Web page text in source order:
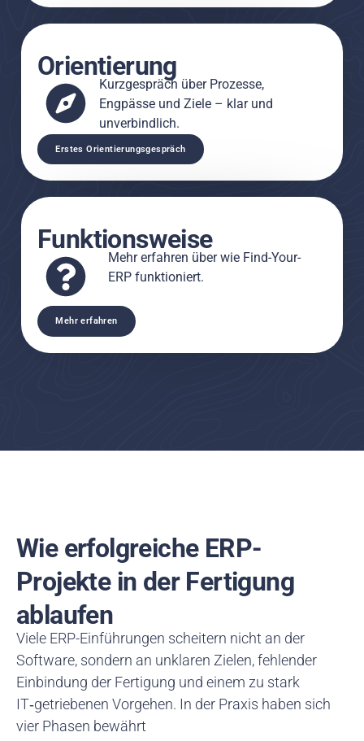
Orientierung
Kurzgespräch über Prozesse,
Engpässe und Ziele – klar und
unverbindlich.
Erstes Orientierungsgespräch
Funktionsweise
Mehr erfahren über wie Find-Your-
ERP funktioniert.
Mehr erfahren
Wie erfolgreiche ERP-
Projekte in der Fertigung
ablaufen
Viele ERP-Einführungen scheitern nicht an der
Software, sondern an unklaren Zielen, fehlender
Einbindung der Fertigung und einem zu stark
IT‑getriebenen Vorgehen. In der Praxis haben sich
vier Phasen bewährt